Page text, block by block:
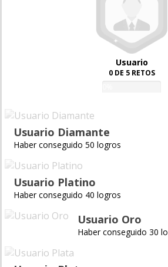
Usuario
0 DE 5 RETOS
Usuario Diamante
Haber conseguido 50 logros
Usuario Platino
Haber conseguido 40 logros
Usuario Oro
Haber conseguido 30